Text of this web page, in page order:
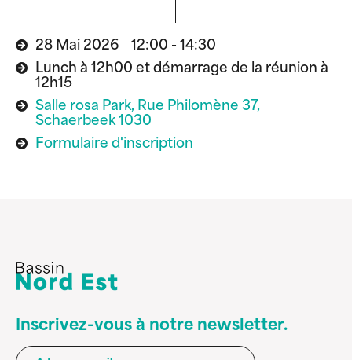
28 Mai 2026 12:00 - 14:30
Lunch à 12h00 et démarrage de la réunion à
12h15
Salle rosa Park, Rue Philomène 37,
Schaerbeek 1030
Formulaire d'inscription
Inscrivez-vous à notre newsletter.